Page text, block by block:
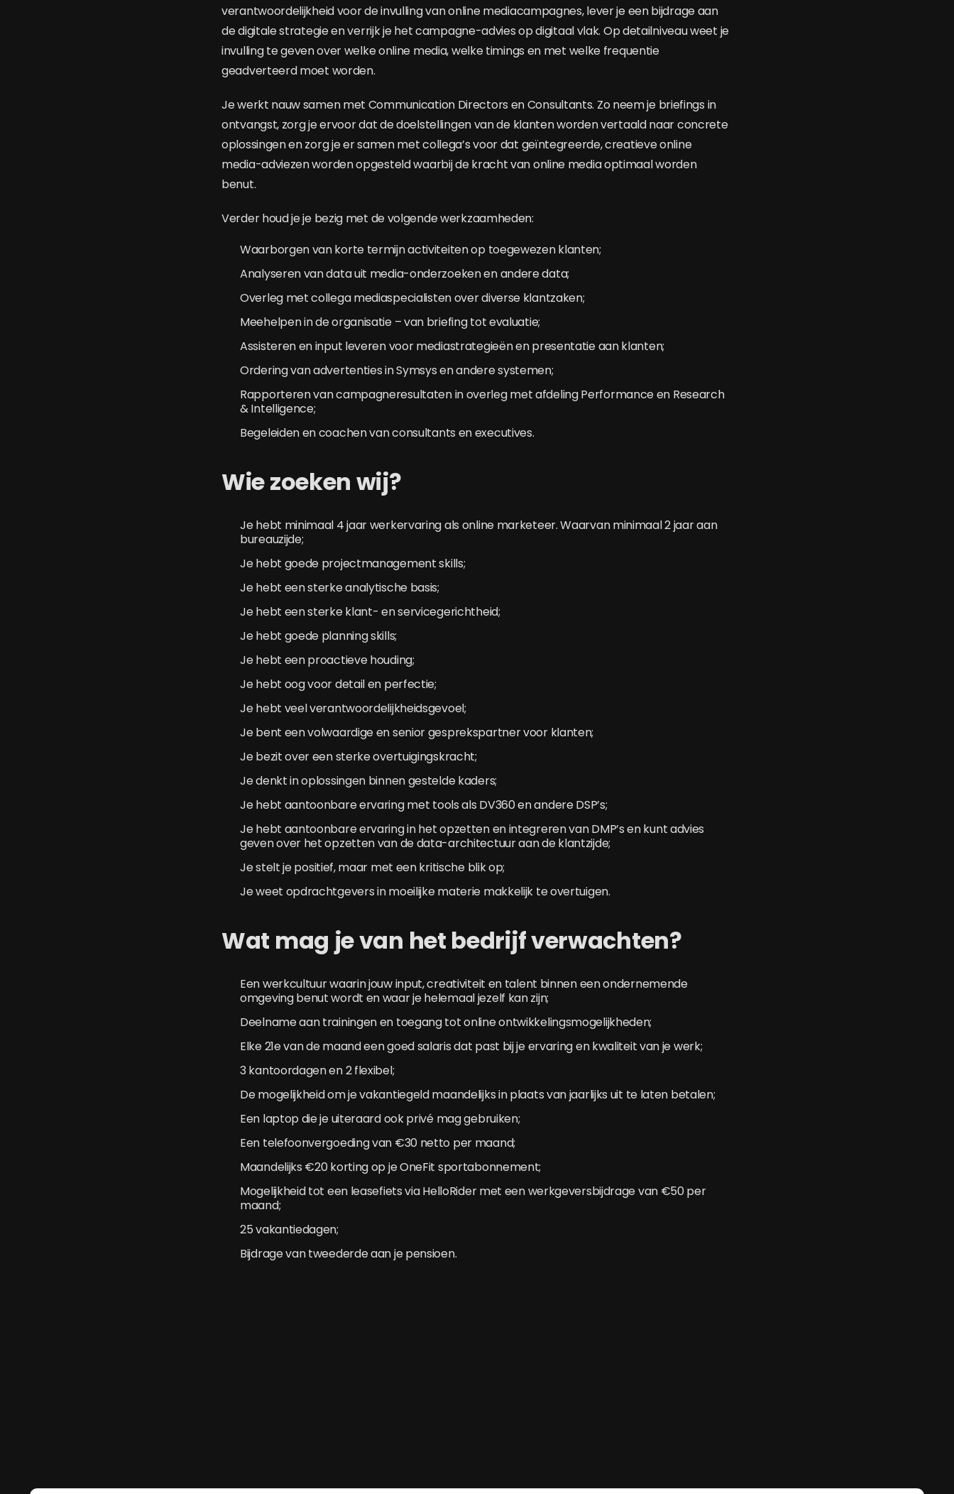
verantwoordelijkheid voor de invulling van online mediacampagnes, lever je een bijdrage aan
de digitale strategie en verrijk je het campagne-advies op digitaal vlak. Op detailniveau weet je
invulling te geven over welke online media, welke timings en met welke frequentie
geadverteerd moet worden.
Je werkt nauw samen met Communication Directors en Consultants. Zo neem je briefings in
ontvangst, zorg je ervoor dat de doelstellingen van de klanten worden vertaald naar concrete
oplossingen en zorg je er samen met collega’s voor dat geïntegreerde, creatieve online
media-adviezen worden opgesteld waarbij de kracht van online media optimaal worden
benut.
Verder houd je je bezig met de volgende werkzaamheden:
Waarborgen van korte termijn activiteiten op toegewezen klanten;
Analyseren van data uit media-onderzoeken en andere data;
Overleg met collega mediaspecialisten over diverse klantzaken;
Meehelpen in de organisatie – van briefing tot evaluatie;
Assisteren en input leveren voor mediastrategieën en presentatie aan klanten;
Ordering van advertenties in Symsys en andere systemen;
Rapporteren van campagneresultaten in overleg met afdeling Performance en Research
& Intelligence;
Begeleiden en coachen van consultants en executives.
Wie zoeken wij?
Je hebt minimaal 4 jaar werkervaring als online marketeer. Waarvan minimaal 2 jaar aan
bureauzijde;
Je hebt goede projectmanagement skills;
Je hebt een sterke analytische basis;
Je hebt een sterke klant- en servicegerichtheid;
Je hebt goede planning skills;
Je hebt een proactieve houding;
Je hebt oog voor detail en perfectie;
Je hebt veel verantwoordelijkheidsgevoel;
Je bent een volwaardige en senior gesprekspartner voor klanten;
Je bezit over een sterke overtuigingskracht;
Je denkt in oplossingen binnen gestelde kaders;
Je hebt aantoonbare ervaring met tools als DV360 en andere DSP’s;
Je hebt aantoonbare ervaring in het opzetten en integreren van DMP’s en kunt advies
geven over het opzetten van de data-architectuur aan de klantzijde;
Je stelt je positief, maar met een kritische blik op;
Je weet opdrachtgevers in moeilijke materie makkelijk te overtuigen.
Wat mag je van het bedrijf verwachten?
Een werkcultuur waarin jouw input, creativiteit en talent binnen een ondernemende
omgeving benut wordt en waar je helemaal jezelf kan zijn;
Deelname aan trainingen en toegang tot online ontwikkelingsmogelijkheden;
Elke 21e van de maand een goed salaris dat past bij je ervaring en kwaliteit van je werk;
3 kantoordagen en 2 flexibel;
De mogelijkheid om je vakantiegeld maandelijks in plaats van jaarlijks uit te laten betalen;
Een laptop die je uiteraard ook privé mag gebruiken;
Een telefoonvergoeding van €30 netto per maand;
Maandelijks €20 korting op je OneFit sportabonnement;
Mogelijkheid tot een leasefiets via HelloRider met een werkgeversbijdrage van €50 per
maand;
25 vakantiedagen;
Bijdrage van tweederde aan je pensioen.